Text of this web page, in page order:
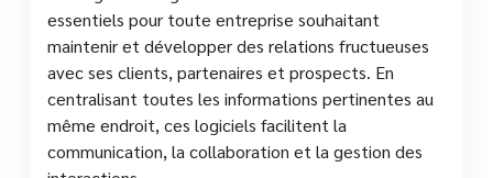
essentiels pour toute entreprise souhaitant
maintenir et développer des relations fructueuses
avec ses clients, partenaires et prospects. En
centralisant toutes les informations pertinentes au
même endroit, ces logiciels facilitent la
communication, la collaboration et la gestion des